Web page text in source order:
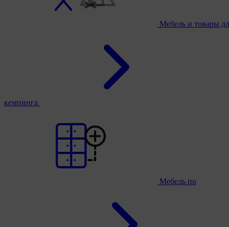
Мебель и товары
кемпинга
Мебель по